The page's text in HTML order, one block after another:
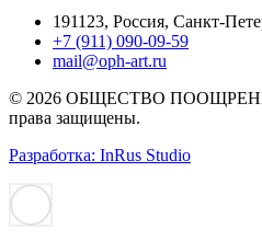
191123, Россия, Санкт-
+7 (911) 090-09-59
mail@oph-art.ru
© 2026 ОБЩЕСТВО
права защищены.
Разработка: InRus Studio